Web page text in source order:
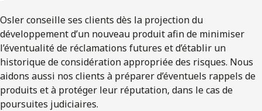
Osler conseille ses clients dès la projection du
développement d’un nouveau produit afin de minimiser
l’éventualité de réclamations futures et d’établir un
historique de considération appropriée des risques. Nous
aidons aussi nos clients à préparer d’éventuels rappels de
produits et à protéger leur réputation, dans le cas de
poursuites judiciaires.